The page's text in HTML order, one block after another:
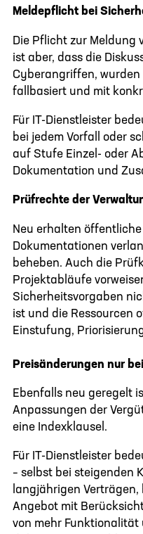
Meldepflicht bei
Die Pflicht zur Meldung
ist aber, dass die
Cyberangriffen, wurden
fallbasiert und mit
Für IT-Dienstleister
bei jedem Vorfall oder
auf Stufe Einzel- oder
Dokumentation und
Prüfrechte der
Neu erhalten
Dokumentationen
beheben. Auch die
Projektabläufe
Sicherheitsvorgaben
ist und die Ressourcen
Einstufung,
Preisänderungen nur
Ebenfalls neu geregelt
Anpassungen der
eine Indexklausel.
Für IT-Dienstleister
– selbst bei steigenden
langjährigen
Angebot mit
von mehr Funktionalität